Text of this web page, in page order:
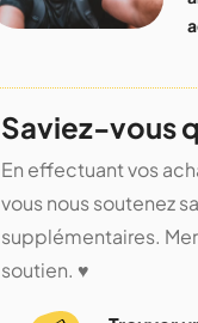
Saviez-vous
En effectuant vos
vous nous soutenez
supplémentaires.
soutien. ♥️